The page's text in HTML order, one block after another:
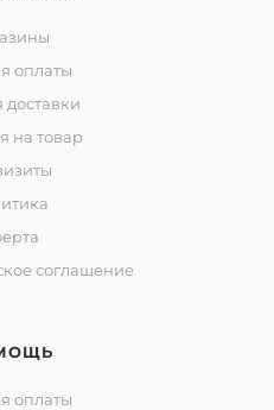
оплаты
доставки
на товар
соглашение
оплаты